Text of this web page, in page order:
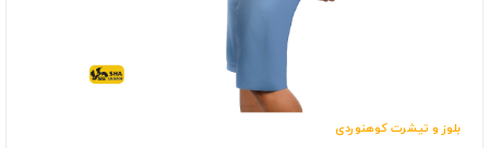
بلوز و تیشرت کوهنوردی